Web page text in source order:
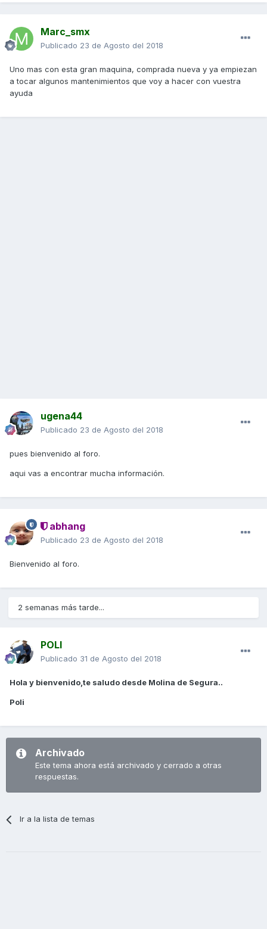
Marc_smx
Publicado 23 de Agosto del 2018
Uno mas con esta gran maquina, comprada nueva y ya empiezan
a tocar algunos mantenimientos que voy a hacer con vuestra
ayuda
ugena44
Publicado 23 de Agosto del 2018
pues bienvenido al foro.
aqui vas a encontrar mucha información.
abhang
Publicado 23 de Agosto del 2018
Bienvenido al foro.
2 semanas más tarde...
POLI
Publicado 31 de Agosto del 2018
Hola y bienvenido,te saludo desde Molina de Segura..
Poli
Archivado
Este tema ahora está archivado y cerrado a otras
respuestas.
Ir a la lista de temas